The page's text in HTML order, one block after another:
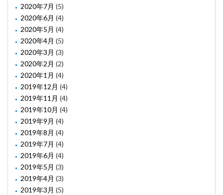
2020年7月 (5)
2020年6月 (4)
2020年5月 (4)
2020年4月 (5)
2020年3月 (3)
2020年2月 (2)
2020年1月 (4)
2019年12月 (4)
2019年11月 (4)
2019年10月 (4)
2019年9月 (4)
2019年8月 (4)
2019年7月 (4)
2019年6月 (4)
2019年5月 (3)
2019年4月 (3)
2019年3月 (5)